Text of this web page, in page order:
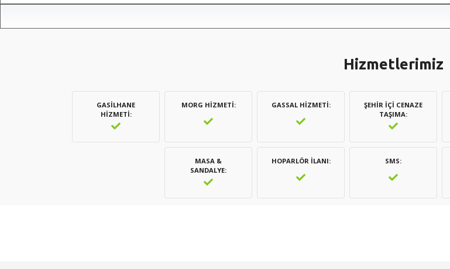
Hizmetlerimiz
GASILHANE
HIZMETI
MORG HIZMETI GASSAL HIZMETI
ŞEHIR İÇI CENAZE
TAŞIMA
MASA &
SANDALYE
HOPARLÖR İLANI SMS